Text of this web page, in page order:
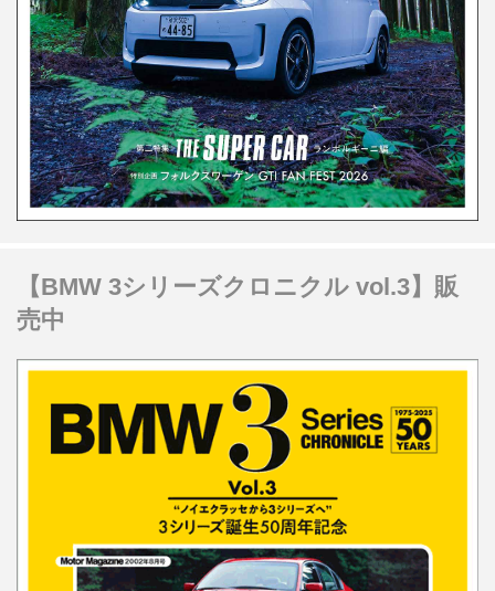
【BMW 3シリーズクロニクル vol.3】販
売中